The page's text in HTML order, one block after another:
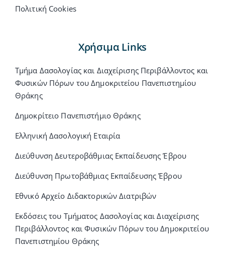
Πολιτική Cookies
Χρήσιμα Links
Τμήμα Δασολογίας και Διαχείρισης Περιβάλλοντος και
Φυσικών Πόρων του Δημοκριτείου Πανεπιστημίου
Θράκης
Δημοκρίτειο Πανεπιστήμιο Θράκης
Ελληνική Δασολογική Εταιρία
Διεύθυνση Δευτεροβάθμιας Εκπαίδευσης Έβρου
Διεύθυνση Πρωτοβάθμιας Εκπαίδευσης Έβρου
Εθνικό Αρχείο Διδακτορικών Διατριβών
Εκδόσεις του Τμήματος Δασολογίας και Διαχείρισης
Περιβάλλοντος και Φυσικών Πόρων του Δημοκριτείου
Πανεπιστημίου Θράκης